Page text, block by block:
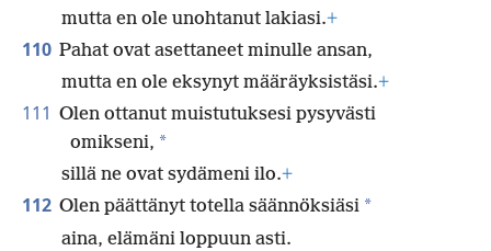
mutta en ole unohtanut lakiasi.+
110 Pahat ovat asettaneet minulle ansan,
mutta en ole eksynyt määräyksistäsi.+
111 Olen ottanut muistutuksesi pysyvästi
omikseni, *
sillä ne ovat sydämeni ilo.+
112 Olen päättänyt totella säännöksiäsi *
aina, elämäni loppuun asti.